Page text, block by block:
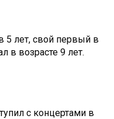
5 лет, свой первый в
в возрасте 9 лет.
с концертами в